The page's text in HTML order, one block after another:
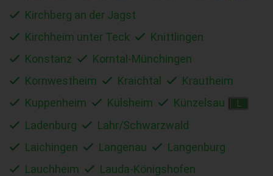
Kirchberg an der Jagst
Kirchheim unter Teck
Knittlingen
Konstanz
Korntal-Münchingen
Kornwestheim
Kraichtal
Krautheim
Kuppenheim
Külsheim Künzelsau
Ladenburg
Lahr/Schwarzwald
Laichingen
Langenau
Langenburg
Lauchheim
Lauda-Königshofen